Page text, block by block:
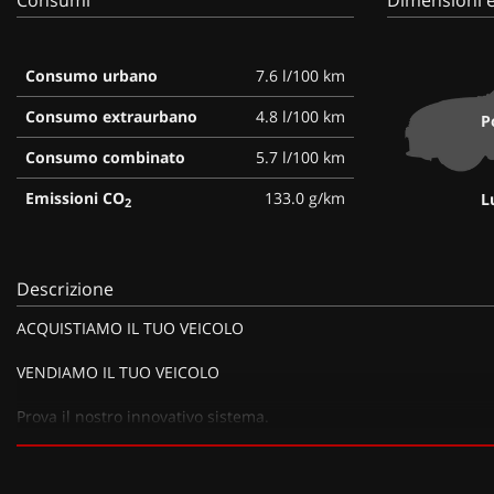
Consumo urbano
7.6 l/100 km
Consumo extraurbano
4.8 l/100 km
Consumo combinato
5.7 l/100 km
Emissioni CO2 133.0 g/km
Descrizione
ACQUISTIAMO IL TUO VEICOLO
VENDIAMO IL TUO VEICOLO
Prova il nostro innovativo sistema.
Con metodo scientifico e grazie ad un importante know how ti